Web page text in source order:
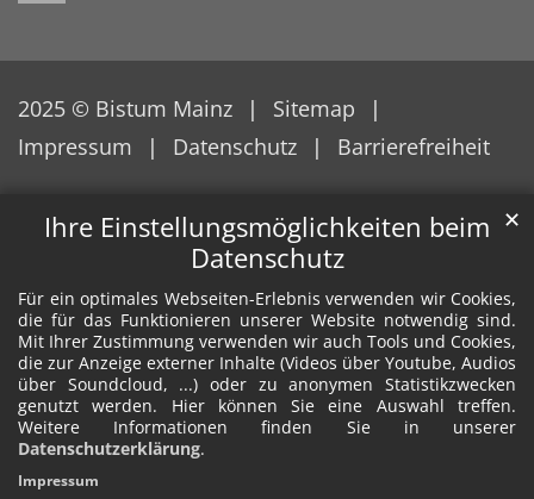
Ihre Einstellungsmöglichkeiten beim
Datenschutz
Für ein optimales Webseiten-Erlebnis verwenden wir Cookies,
die für das Funktionieren unserer Website notwendig sind.
Mit Ihrer Zustimmung verwenden wir auch Tools und Cookies,
die zur Anzeige externer Inhalte (Videos über Youtube, Audios
über Soundcloud, ...) oder zu anonymen Statistikzwecken
genutzt werden. Hier können Sie eine Auswahl treffen.
Weitere Informationen finden Sie in unserer
Datenschutzerklärung.
✕
Impressum
2025 © Bistum Mainz
Sitemap
Impressum
Datenschutz Barrierefreiheit